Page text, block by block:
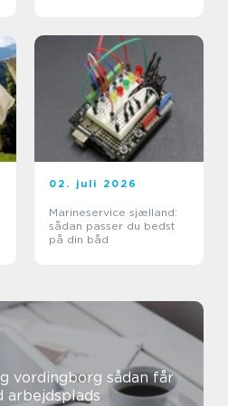
02. juli 2026
Marineservice sjælland:
sådan passer du bedst
på din båd
sådan får
arbejdsplads